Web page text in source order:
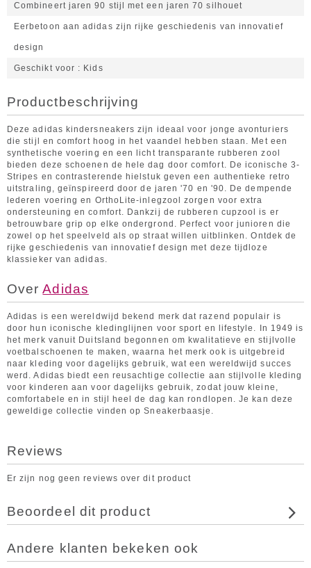
Combineert jaren 90 stijl met een jaren 70 silhouet
Eerbetoon aan adidas zijn rijke geschiedenis van innovatief
design
Geschikt voor Kids
Productbeschrijving
Deze adidas kindersneakers zijn ideaal voor jonge avonturiers
die stijl en comfort hoog in het vaandel hebben staan. Met een
synthetische voering en een licht transparante rubberen zool
bieden deze schoenen de hele dag door comfort. De iconische 3-
Stripes en contrasterende hielstuk geven een authentieke retro
uitstraling, geïnspireerd door de jaren '70 en '90. De dempende
lederen voering en OrthoLite-inlegzool zorgen voor extra
ondersteuning en comfort. Dankzij de rubberen cupzool is er
betrouwbare grip op elke ondergrond. Perfect voor junioren die
zowel op het speelveld als op straat willen uitblinken. Ontdek de
rijke geschiedenis van innovatief design met deze tijdloze
klassieker van adidas.
OverAdidas
Adidas is een wereldwijd bekend merk dat razend populair is
door hun iconische kledinglijnen voor sport en lifestyle. In 1949 is
het merk vanuit Duitsland begonnen om kwalitatieve en stijlvolle
voetbalschoenen te maken, waarna het merk ook is uitgebreid
naar kleding voor dagelijks gebruik, wat een wereldwijd succes
werd. Adidas biedt een reusachtige collectie aan stijlvolle kleding
voor kinderen aan voor dagelijks gebruik, zodat jouw kleine,
comfortabele en in stijl heel de dag kan rondlopen. Je kan deze
geweldige collectie vinden op Sneakerbaasje.
Reviews
Er zijn nog geen reviews over dit product
Beoordeel dit product
Andere klanten bekeken ook